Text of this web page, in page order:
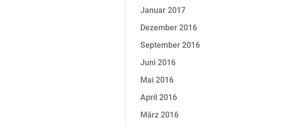
Januar 2017
Dezember 2016
September 2016
Juni 2016
Mai 2016
April 2016
März 2016